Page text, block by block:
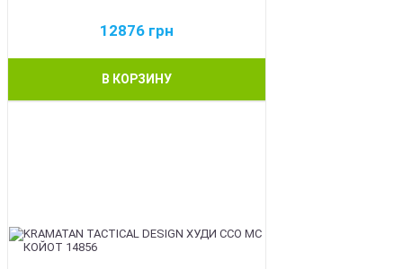
12876 грн
В КОРЗИНУ